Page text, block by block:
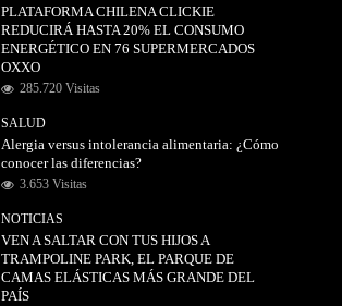
PLATAFORMA CHILENA CLICKIE
REDUCIRÁ HASTA 20% EL CONSUMO
ENERGÉTICO EN 76 SUPERMERCADOS
OXXO
285.720 Visitas
SALUD
Alergia versus intolerancia alimentaria: ¿Cómo
conocer las diferencias?
3.653 Visitas
NOTICIAS
VEN A SALTAR CON TUS HIJOS A
TRAMPOLINE PARK, EL PARQUE DE
CAMAS ELÁSTICAS MÁS GRANDE DEL
PAÍS